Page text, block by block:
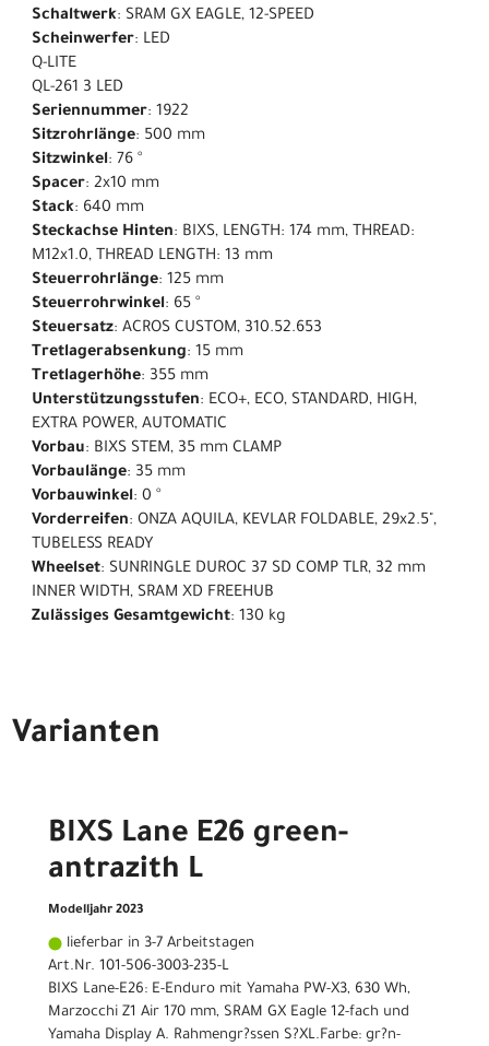
Schaltwerk: SRAM GX EAGLE, 12-SPEED
Scheinwerfer: LED
Q-LITE
QL-261 3 LED
Seriennummer: 1922
Sitzrohrlänge: 500 mm
Sitzwinkel: 76 °
Spacer: 2x10 mm
Stack: 640 mm
Steckachse Hinten: BIXS, LENGTH: 174 mm, THREAD:
M12x1.0, THREAD LENGTH: 13 mm
Steuerrohrlänge: 125 mm
Steuerrohrwinkel: 65 °
Steuersatz: ACROS CUSTOM, 310.52.653
Tretlagerabsenkung: 15 mm
Tretlagerhöhe: 355 mm
Unterstützungsstufen: ECO+, ECO, STANDARD, HIGH,
EXTRA POWER, AUTOMATIC
Vorbau: BIXS STEM, 35 mm CLAMP
Vorbaulänge: 35 mm
Vorbauwinkel: 0 °
Vorderreifen: ONZA AQUILA, KEVLAR FOLDABLE, 29x2.5",
TUBELESS READY
Wheelset: SUNRINGLE DUROC 37 SD COMP TLR, 32 mm
INNER WIDTH, SRAM XD FREEHUB
Zulässiges Gesamtgewicht: 130 kg
Varianten
BIXS Lane E26 green-
antrazith L
Modelljahr 2023
lieferbar in 3-7 Arbeitstagen
Art.Nr. 101-506-3003-235-L
BIXS Lane-E26: E-Enduro mit Yamaha PW-X3, 630 Wh,
Marzocchi Z1 Air 170 mm, SRAM GX Eagle 12-fach und
Yamaha Display A. Rahmengr?ssen S?XL.Farbe: gr?n-